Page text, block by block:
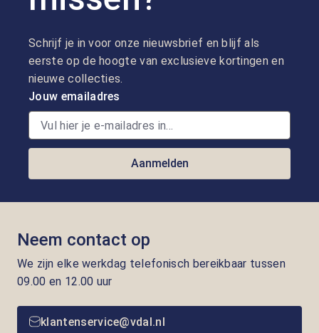
Schrijf je in voor onze nieuwsbrief en blijf als
eerste op de hoogte van exclusieve kortingen en
nieuwe collecties.
Jouw emailadres
Aanmelden
Neem contact op
We zijn elke werkdag telefonisch bereikbaar tussen
09.00 en 12.00 uur
klantenservice@vdal.nl